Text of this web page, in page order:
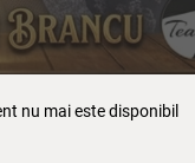
nu mai este disponibil